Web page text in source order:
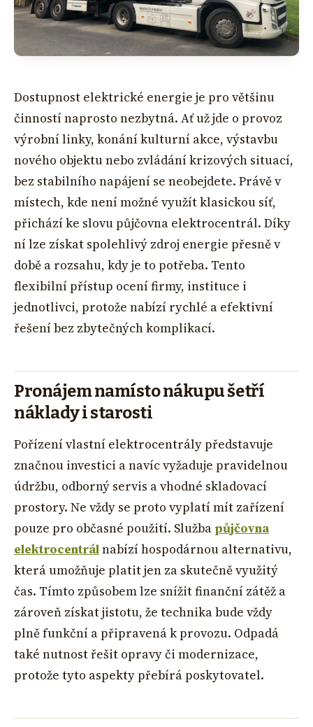
Dostupnost elektrické energie je pro většinu
činností naprosto nezbytná. Ať už jde o provoz
výrobní linky, konání kulturní akce, výstavbu
nového objektu nebo zvládání krizových situací,
bez stabilního napájení se neobejdete. Právě v
místech, kde není možné využít klasickou síť,
přichází ke slovu půjčovna elektrocentrál. Díky
ní lze získat spolehlivý zdroj energie přesně v
době a rozsahu, kdy je to potřeba. Tento
flexibilní přístup ocení firmy, instituce i
jednotlivci, protože nabízí rychlé a efektivní
řešení bez zbytečných komplikací.
Pronájem namísto nákupu šetří
náklady i starosti
Pořízení vlastní elektrocentrály představuje
značnou investici a navíc vyžaduje pravidelnou
údržbu, odborný servis a vhodné skladovací
prostory. Ne vždy se proto vyplatí mít zařízení
pouze pro občasné použití. Služba půjčovna
elektrocentrálnabízí hospodárnou alternativu,
která umožňuje platit jen za skutečně využitý
čas. Tímto způsobem lze snížit finanční zátěž a
zároveň získat jistotu, že technika bude vždy
plně funkční a připravená k provozu. Odpadá
také nutnost řešit opravy či modernizace,
protože tyto aspekty přebírá poskytovatel.